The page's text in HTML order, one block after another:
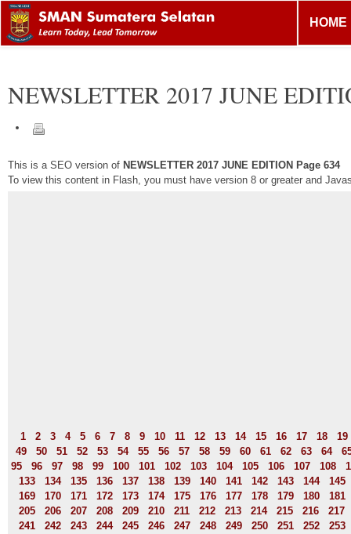
HOME
NEWSLETTER 2017 JUNE
This is a SEO version of NEWSLETTER 2017 JUNE EDITION Page 634
To view this content in Flash, you must have version 8 or greater and
1 2 3 4 5 6 7 8 9 10 11 12 13 14 15 16 17 18
19
49
50 51 52 53 54 55 56 57 58 59 60 61 62 63 64
95
96 97 98 99 100 101 102 103 104 105 106 107 108
133
134 135 136 137 138 139 140 141 142 143 144
145
169
170 171 172 173 174 175 176 177 178 179 180
181
205
206 207 208 209 210 211 212 213 214 215 216
217
241
242 243 244 245 246 247 248 249 250 251 252
253